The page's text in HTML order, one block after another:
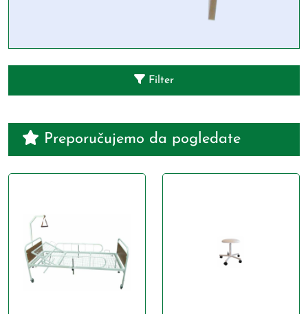
Filter
Preporučujemo da pogledate